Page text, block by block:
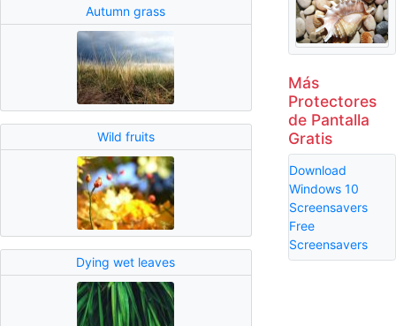
Autumn grass
Wild fruits
Dying wet leaves
Más
Protectores
de Pantalla
Gratis
Download
Windows 10
Screensavers
Free
Screensavers